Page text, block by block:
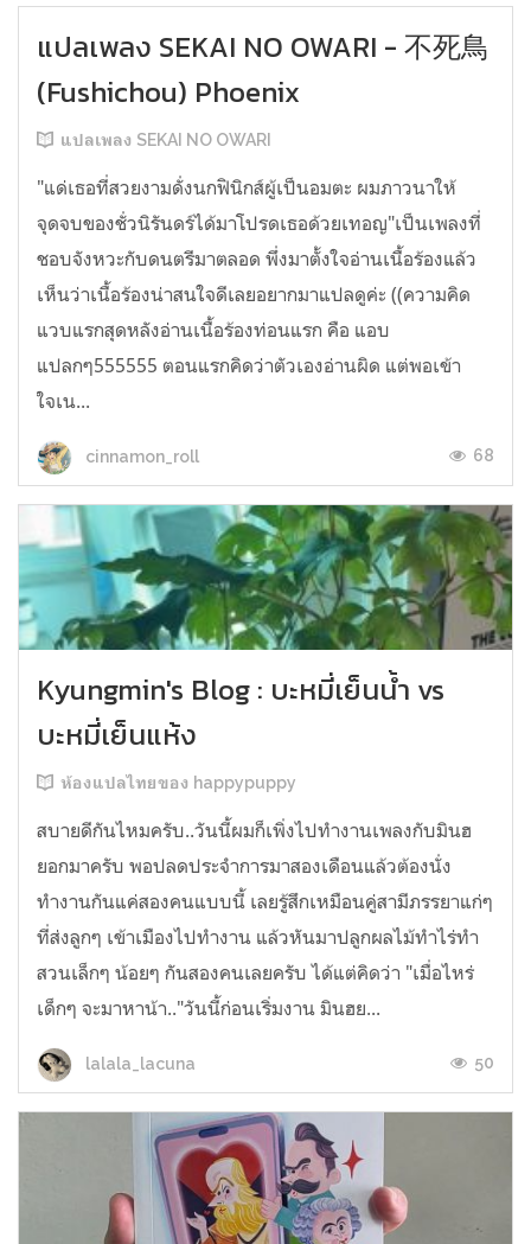
แปลเพลง SEKAI NO OWARI - 不死鳥
(Fushichou) Phoenix
แปลเพลง SEKAI NO OWARI
"แด่เธอที่สวยงามดั่งนกฟินิกส์ผู้เป็นอมตะ ผมภาวนาให้
จุดจบของชั่วนิรันดร์ได้มาโปรดเธอด้วยเทอญ"เป็นเพลงที่
ชอบจังหวะกับดนตรีมาตลอด พึ่งมาตั้งใจอ่านเนื้อร้องแล้ว
เห็นว่าเนื้อร้องน่าสนใจดีเลยอยากมาแปลดูค่ะ ((ความคิด
แวบแรกสุดหลังอ่านเนื้อร้องท่อนแรก คือ แอบ
แปลกๆ555555 ตอนแรกคิดว่าตัวเองอ่านผิด แต่พอเข้า
ใจเน...
cinnamon_roll 68
Kyungmin's Blog : บะหมี่เย็นน้ำ vs
บะหมี่เย็นแห้ง
ห้องแปลไทยของ happypuppy
สบายดีกันไหมครับ..วันนี้ผมก็เพิ่งไปทำงานเพลงกับมินฮ
ยอกมาครับ พอปลดประจำการมาสองเดือนแล้วต้องนั่ง
ทำงานกันแค่สองคนแบบนี้ เลยรู้สึกเหมือนคู่สามีภรรยาแก่ๆ
ที่ส่งลูกๆ เข้าเมืองไปทำงาน แล้วหันมาปลูกผลไม้ทำไร่ทำ
สวนเล็กๆ น้อยๆ กันสองคนเลยครับ ได้แต่คิดว่า "เมื่อไหร่
เด็กๆ จะมาหาน้า.."วันนี้ก่อนเริ่มงาน มินฮย...
lalala_lacuna 50